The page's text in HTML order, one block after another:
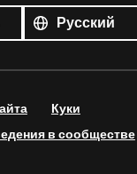
языки
Язык
Куки
в сообществе